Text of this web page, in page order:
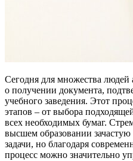
Сегодня для множества людей
о получении документа,
учебного заведения. Этот
этапов – от выбора
всех необходимых бумаг.
высшем образовании
задачи, но благодаря
процесс можно значительно